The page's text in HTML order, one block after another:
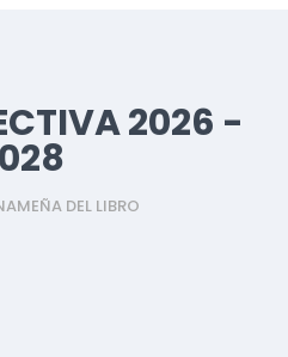
2026 -
DEL LIBRO